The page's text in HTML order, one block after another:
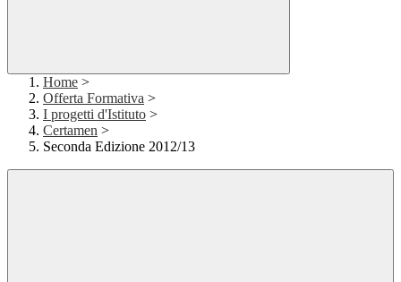
Home >
Offerta Formativa >
I progetti d'Istituto >
Certamen >
Seconda Edizione 2012/13